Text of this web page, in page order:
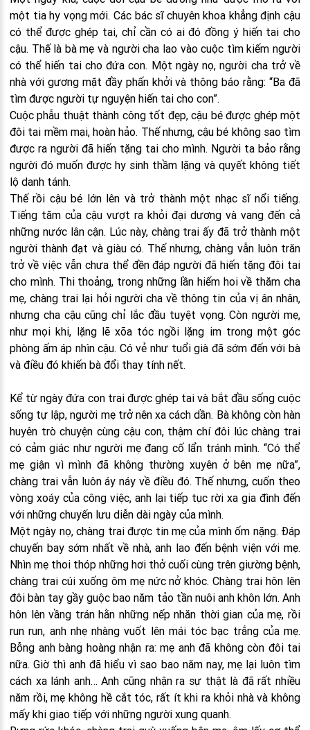
một tia hy vọng mới. Các bác sĩ chuyên khoa khẳng định cậu
có thể được ghép tai, chỉ cần có ai đó đồng ý hiến tai cho
cậu. Thế là bà mẹ và người cha lao vào cuộc tìm kiếm người
có thể hiến tai cho đứa con. Một ngày nọ, người cha trở về
nhà với gương mặt đầy phấn khởi và thông báo rằng: “Ba đã
tìm được người tự nguyện hiến tai cho con”.
Cuộc phẫu thuật thành công tốt đẹp, cậu bé được ghép một
đôi tai mềm mại, hoàn hảo. Thế nhưng, cậu bé không sao tìm
được ra người đã hiến tặng tai cho mình. Người ta bảo rằng
người đó muốn được hy sinh thầm lặng và quyết không tiết
lộ danh tánh.
Thế rồi cậu bé lớn lên và trở thành một nhạc sĩ nổi tiếng.
Tiếng tăm của cậu vượt ra khỏi đại dương và vang đến cả
những nước lân cận. Lúc này, chàng trai ấy đã trở thành một
người thành đạt và giàu có. Thế nhưng, chàng vẫn luôn trăn
trở về việc vẫn chưa thể đền đáp người đã hiến tặng đôi tai
cho mình. Thi thoảng, trong những lần hiếm hoi về thăm cha
mẹ, chàng trai lại hỏi người cha về thông tin của vị ân nhân,
nhưng cha cậu cũng chỉ lắc đầu tuyệt vọng. Còn người mẹ,
như mọi khi, lặng lẽ xõa tóc ngồi lặng im trong một góc
phòng ấm áp nhìn cậu. Có vẻ như tuổi già đã sớm đến với bà
và điều đó khiến bà đổi thay tính nết.
Kể từ ngày đứa con trai được ghép tai và bắt đầu sống cuộc
sống tự lập, người mẹ trở nên xa cách dần. Bà không còn hàn
huyên trò chuyện cùng cậu con, thậm chí đôi lúc chàng trai
có cảm giác như người mẹ đang cố lẩn tránh mình. “Có thể
mẹ giận vì mình đã không thường xuyên ở bên mẹ nữa”,
chàng trai vẫn luôn áy náy về điều đó. Thế nhưng, cuốn theo
vòng xoáy của công việc, anh lại tiếp tục rời xa gia đình đến
với những chuyến lưu diễn dài ngày của mình.
Một ngày nọ, chàng trai được tin mẹ của mình ốm nặng. Đáp
chuyến bay sớm nhất về nhà, anh lao đến bệnh viện với mẹ.
Nhìn mẹ thoi thóp những hơi thở cuối cùng trên giường bệnh,
chàng trai cúi xuống ôm mẹ nức nở khóc. Chàng trai hôn lên
đôi bàn tay gầy guộc bao năm tảo tần nuôi anh khôn lớn. Anh
hôn lên vầng trán hằn những nếp nhăn thời gian của mẹ, rồi
run run, anh nhẹ nhàng vuốt lên mái tóc bạc trắng của mẹ.
Bỗng anh bàng hoàng nhận ra: mẹ anh đã không còn đôi tai
nữa. Giờ thì anh đã hiểu vì sao bao năm nay, mẹ lại luôn tìm
cách xa lánh anh… Anh cũng nhận ra sự thật là đã rất nhiều
năm rồi, mẹ không hề cắt tóc, rất ít khi ra khỏi nhà và không
mấy khi giao tiếp với những người xung quanh.